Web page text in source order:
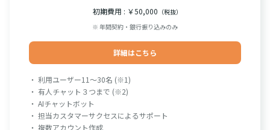
初期費用 : ￥50,000 （税抜）
※ 年間契約・銀行振り込みのみ
詳細はこちら
・ 利用ユーザー11～30名 (※1)
・ 有人チャット３つまで (※2)
・ AIチャットボット
・ 担当カスタマーサクセスによるサポート
・ 複数アカウント作成